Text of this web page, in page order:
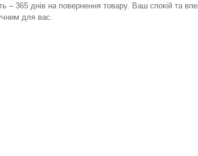
365 днів на повернення товару. Ваш спокій та
для вас.